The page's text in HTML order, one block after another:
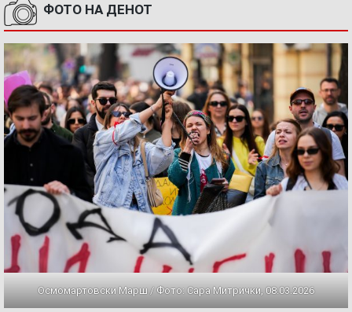
ФОТО НА ДЕНОТ
Осмомартовски Марш / Фото: Сара Митрички, 08.03.2026